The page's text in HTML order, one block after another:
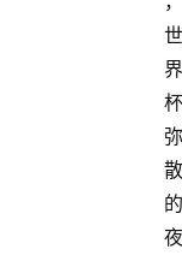
世
界
杯
弥
散
的
夜